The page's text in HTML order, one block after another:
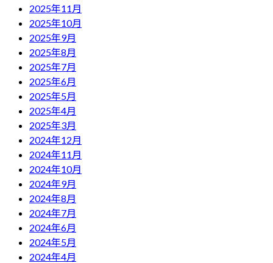
2025年11月
2025年10月
2025年9月
2025年8月
2025年7月
2025年6月
2025年5月
2025年4月
2025年3月
2024年12月
2024年11月
2024年10月
2024年9月
2024年8月
2024年7月
2024年6月
2024年5月
2024年4月